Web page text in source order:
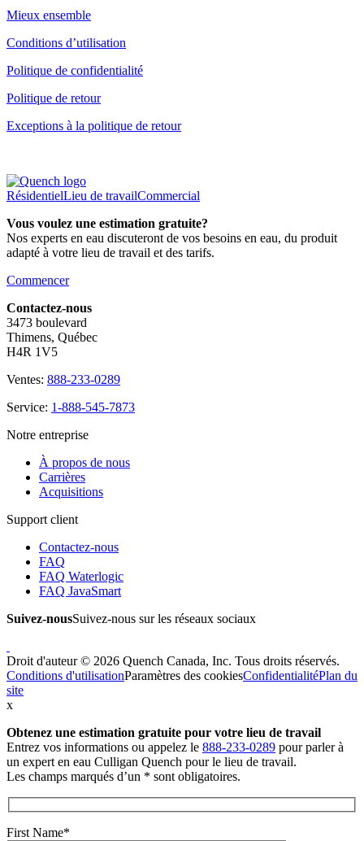
Mieux ensemble
Conditions d’utilisation
Politique de confidentialité
Politique de retour
Exceptions à la politique de retour
RésidentielLieu de travailCommercial
Vous voulez une estimation gratuite?
Nos experts en eau discuteront de vos besoins en eau, du produit
adapté à votre lieu de travail et des tarifs.
Commencer
Contactez-nous
3473 boulevard
Thimens, Québec
H4R 1V5
Ventes: 888-233-0289
Service: 1-888-545-7873
Notre entreprise
À propos de nous
Carrières
Acquisitions
Support client
Contactez-nous
FAQ
FAQ Waterlogic
FAQ JavaSmart
Suivez-nousSuivez-nous sur les réseaux sociaux
Droit d'auteur © 2026 Quench Canada, Inc. Tous droits réservés.
Conditions d'utilisationParamètres des cookiesConfidentialitéPlan du
site
x
Obtenez une estimation gratuite pour votre lieu de travail
Entrez vos informations ou appelez le 888-233-0289 pour parler à
un expert en eau Culligan Quench pour le lieu de travail.
Les champs marqués d’un * sont obligatoires.
First Name*